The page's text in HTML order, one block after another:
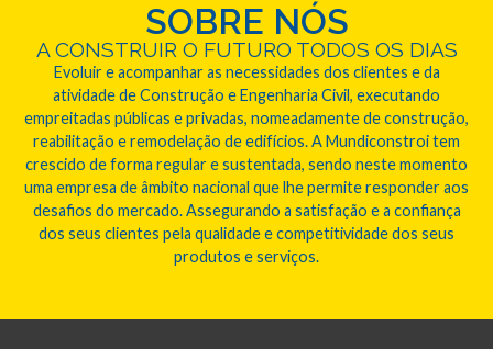
SOBRE NÓS
A CONSTRUIR O FUTURO TODOS OS DIAS
Evoluir e acompanhar as necessidades dos clientes e da
atividade de Construção e Engenharia Civil, executando
empreitadas públicas e privadas, nomeadamente de construção,
reabilitação e remodelação de edifícios. A Mundiconstroi tem
crescido de forma regular e sustentada, sendo neste momento
uma empresa de âmbito nacional que lhe permite responder aos
desafios do mercado. Assegurando a satisfação e a confiança
dos seus clientes pela qualidade e competitividade dos seus
produtos e serviços.